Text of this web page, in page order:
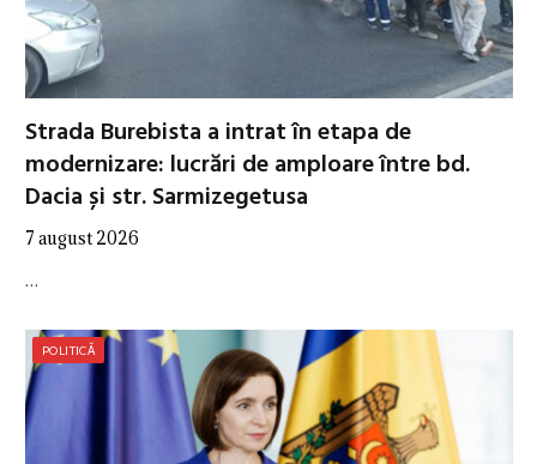
Strada Burebista a intrat în etapa de
modernizare: lucrări de amploare între bd.
Dacia și str. Sarmizegetusa
7 august 2026
…
POLITICĂ